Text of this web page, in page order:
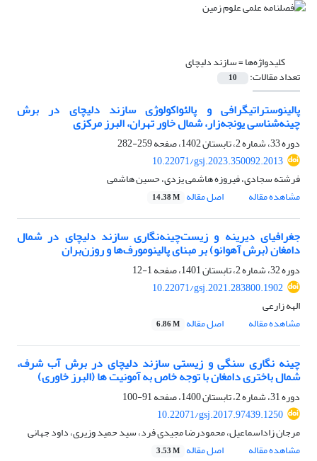
کلیدواژه‌ها =سازند دلیچای
تعداد مقالات: 10
پالینوستراتیگرافی و پالئواکولوژی سازند دلیچای در برش
چینه‌شناسی یونجه‌زار، شمال خاور تهران، البرز مرکزی
دوره 33، شماره 2، تابستان 1402، صفحه
259-282
10.22071/gsj.2023.350092.2013
فرشته سجادی، فیروزه هاشمی یزدی، حسین هاشمی
مشاهده مقاله
اصل مقاله 14.38 M
جغرافیای دیرینه و زیست‌چینه‌نگاری سازند دلیچای در شمال
دامغان (برش آهوانو) بر مبنای پالینومورف‌ها و روزن‌بران
دوره 32، شماره 2، تابستان 1401، صفحه
1-12
10.22071/gsj.2021.283800.1902
الهه زارعی
مشاهده مقاله
اصل مقاله 6.86 M
چینه نگاری سنگی و زیستی سازند دلیچای در برش آب شرف،
شمال باختری دامغان با توجه خاص به آمونیت ها (البرز خاوری)
دوره 31، شماره 2، تابستان 1400، صفحه
91-100
10.22071/gsj.2017.97439.1250
مرجان زاداسماعیل، محمودرضا مجیدی فرد، سید حمید وزیری، داود جهانی
مشاهده مقاله
اصل مقاله 3.53 M